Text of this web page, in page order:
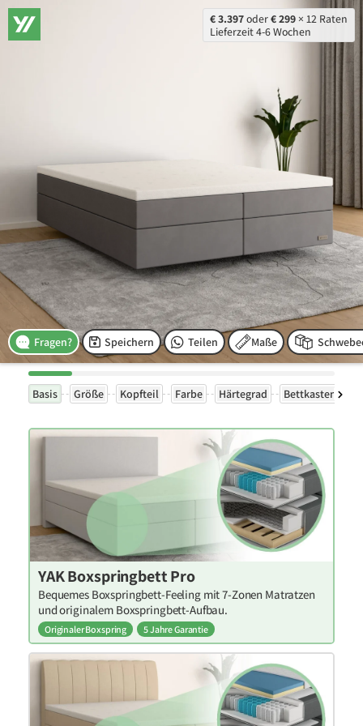
€ 3.397oder€ 299 × 12 Raten
Lieferzeit 4-6 Wochen
Fragen? Maße
Speichern Teilen
Basis Größe Kopfteil Farbe Härtegrad Bettkasten
YAK Boxspringbett Pro
Bequemes Boxspringbett-Feeling mit 7-Zonen Matratzen
und originalem Boxspringbett-Aufbau.
Originaler Boxspring 5 Jahre Garantie